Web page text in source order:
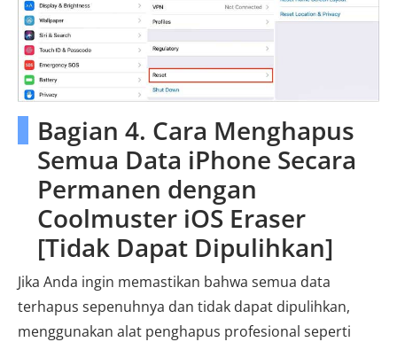
Bagian 4. Cara Menghapus
Semua Data iPhone Secara
Permanen dengan
Coolmuster iOS Eraser
[Tidak Dapat Dipulihkan]
Jika Anda ingin memastikan bahwa semua data
terhapus sepenuhnya dan tidak dapat dipulihkan,
menggunakan alat penghapus profesional seperti